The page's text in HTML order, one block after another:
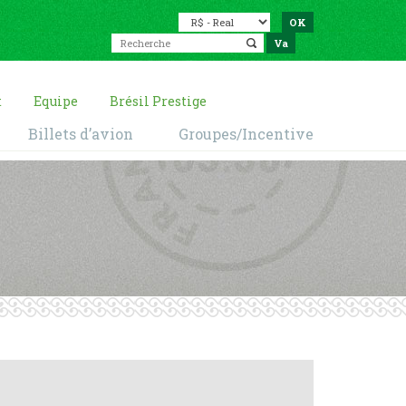
Equipe Brésil Prestige
Billets d’avion Groupes/Incentive